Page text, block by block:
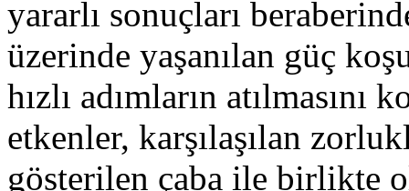
yararlı sonuçları
üzerinde yaşanılan güç
hızlı adımların atılmasını
etkenler, karşılaşılan
gösterilen çaba ile birlikte